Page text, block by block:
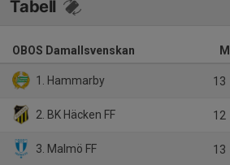
Tabell
OBOS Damallsvenskan M
1. Hammarby 13
2. BK Häcken FF 12
3. Malmö FF 13